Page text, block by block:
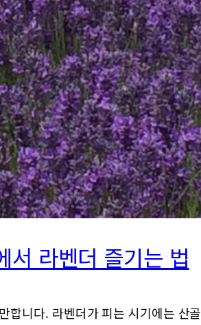
서 라벤더 즐기는 법
니다. 라벤더가 피는 시기에는 산